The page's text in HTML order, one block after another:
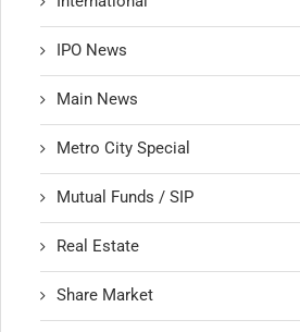
IPO News
Main News
Metro City Special
Mutual Funds / SIP
Real Estate
Share Market